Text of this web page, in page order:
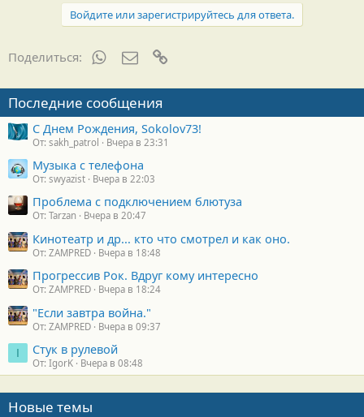
Войдите или зарегистрируйтесь для ответа.
Поделиться: WhatsAppЭлектронная почта
Последние сообщения
С Днем Рождения, Sokolov73!
От: sakh_patrol Вчера в 23:31
Музыка с телефона
От: swyazist Вчера в 22:03
Проблема с подключением блютуза
От: Tarzan Вчера в 20:47
Кинотеатр и др... кто что смотрел и как оно.
От: ZAMPRED Вчера в 18:48
Прогрессив Рок. Вдруг кому интересно
От: ZAMPRED Вчера в 18:24
"Если завтра война."
От: ZAMPRED Вчера в 09:37
I Стук в рулевой
От: IgorK Вчера в 08:48
Новые темы